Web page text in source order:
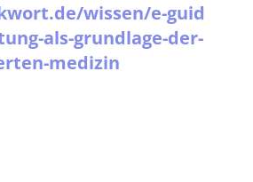
wissen/e-guid
als-grundlage-der-
medizin